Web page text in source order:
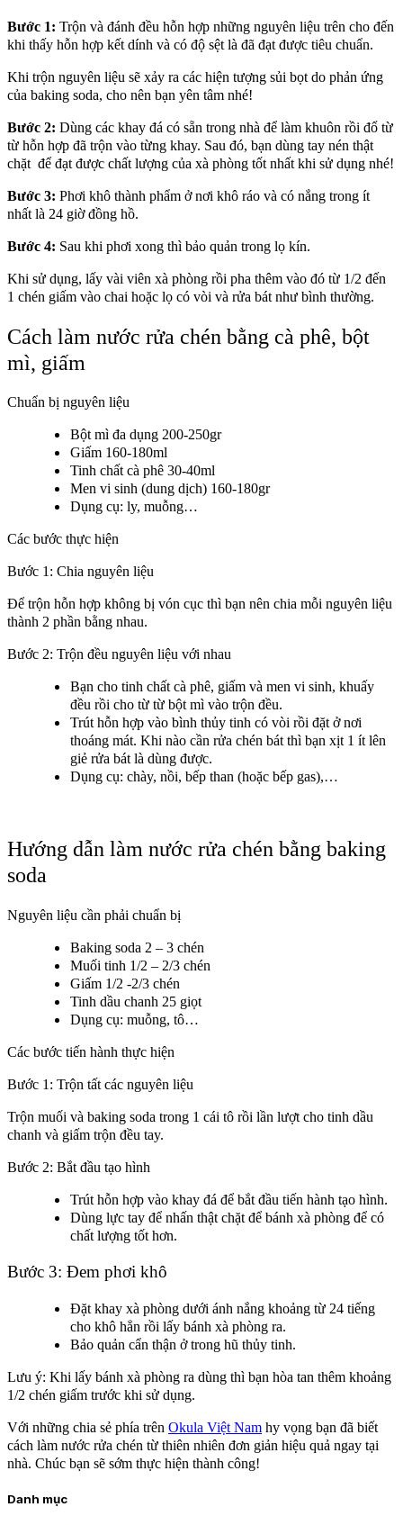
Bước 1: Trộn và đánh đều hỗn hợp những nguyên liệu trên cho đến
khi thấy hỗn hợp kết dính và có độ sệt là đã đạt được tiêu chuẩn.
Khi trộn nguyên liệu sẽ xảy ra các hiện tượng sủi bọt do phản ứng
của baking soda, cho nên bạn yên tâm nhé!
Bước 2: Dùng các khay đá có sẵn trong nhà để làm khuôn rồi đổ từ
từ hỗn hợp đã trộn vào từng khay. Sau đó, bạn dùng tay nén thật
chặt để đạt được chất lượng của xà phòng tốt nhất khi sử dụng nhé!
Bước 3: Phơi khô thành phẩm ở nơi khô ráo và có nắng trong ít
nhất là 24 giờ đồng hồ.
Bước 4: Sau khi phơi xong thì bảo quản trong lọ kín.
Khi sử dụng, lấy vài viên xà phòng rồi pha thêm vào đó từ 1/2 đến
1 chén giấm vào chai hoặc lọ có vòi và rửa bát như bình thường.
Cách làm nước rửa chén bằng cà phê, bột
mì, giấm
Chuẩn bị nguyên liệu
Bột mì đa dụng 200-250gr
Giấm 160-180ml
Tinh chất cà phê 30-40ml
Men vi sinh (dung dịch) 160-180gr
Dụng cụ: ly, muỗng…
Các bước thực hiện
Bước 1: Chia nguyên liệu
Để trộn hỗn hợp không bị vón cục thì bạn nên chia mỗi nguyên liệu
thành 2 phần bằng nhau.
Bước 2: Trộn đều nguyên liệu với nhau
Bạn cho tinh chất cà phê, giấm và men vi sinh, khuấy
đều rồi cho từ từ bột mì vào trộn đều.
Trút hỗn hợp vào bình thủy tinh có vòi rồi đặt ở nơi
thoáng mát. Khi nào cần rửa chén bát thì bạn xịt 1 ít lên
giẻ rửa bát là dùng được.
Dụng cụ: chày, nồi, bếp than (hoặc bếp gas),…
Hướng dẫn làm nước rửa chén bằng baking
soda
Nguyên liệu cần phải chuẩn bị
Baking soda 2 – 3 chén
Muối tinh 1/2 – 2/3 chén
Giấm 1/2 -2/3 chén
Tinh dầu chanh 25 giọt
Dụng cụ: muỗng, tô…
Các bước tiến hành thực hiện
Bước 1: Trộn tất các nguyên liệu
Trộn muối và baking soda trong 1 cái tô rồi lần lượt cho tinh dầu
chanh và giấm trộn đều tay.
Bước 2: Bắt đầu tạo hình
Trút hỗn hợp vào khay đá để bắt đầu tiến hành tạo hình.
Dùng lực tay để nhấn thật chặt để bánh xà phòng để có
chất lượng tốt hơn.
Bước 3: Đem phơi khô
Đặt khay xà phòng dưới ánh nắng khoảng từ 24 tiếng
cho khô hẳn rồi lấy bánh xà phòng ra.
Bảo quản cẩn thận ở trong hũ thủy tinh.
Lưu ý: Khi lấy bánh xà phòng ra dùng thì bạn hòa tan thêm khoảng
1/2 chén giấm trước khi sử dụng.
Với những chia sẻ phía trên Okula Việt Nam hy vọng bạn đã biết
cách làm nước rửa chén từ thiên nhiên đơn giản hiệu quả ngay tại
nhà. Chúc bạn sẽ sớm thực hiện thành công!
Danh mục